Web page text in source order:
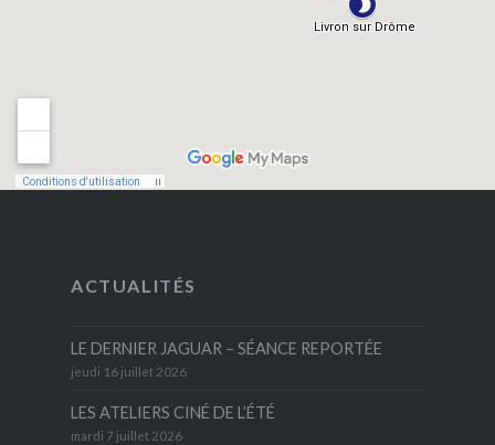
ACTUALITÉS
LE DERNIER JAGUAR – SÉANCE REPORTÉE
jeudi 16 juillet 2026
LES ATELIERS CINÉ DE L’ÉTÉ
mardi 7 juillet 2026